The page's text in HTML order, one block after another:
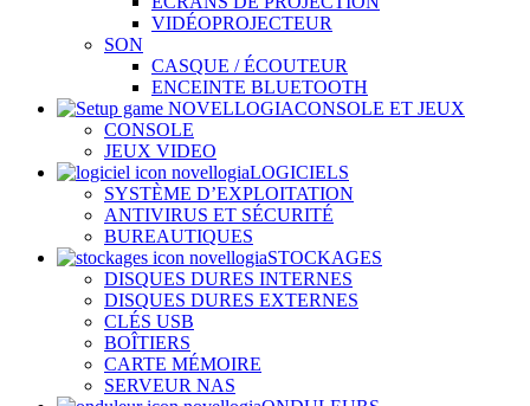
VIDÉOPROJECTEUR
SON
CASQUE / ÉCOUTEUR
ENCEINTE BLUETOOTH
CONSOLE ET JEUX
CONSOLE
JEUX VIDEO
LOGICIELS
SYSTÈME D’EXPLOITATION
ANTIVIRUS ET SÉCURITÉ
BUREAUTIQUES
STOCKAGES
DISQUES DURES INTERNES
DISQUES DURES EXTERNES
CLÉS USB
BOÎTIERS
CARTE MÉMOIRE
SERVEUR NAS